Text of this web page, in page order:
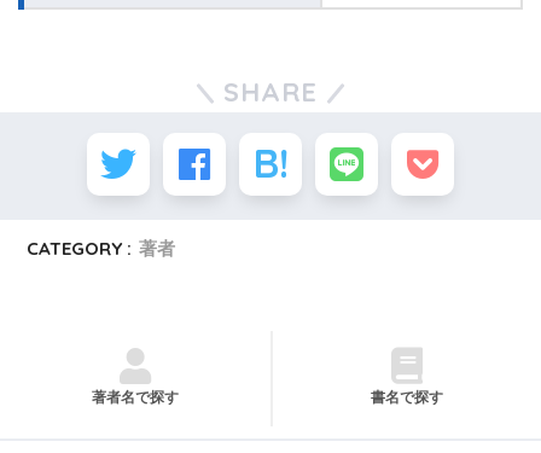
SHARE
CATEGORY : 著者
著者名で探す 書名で探す